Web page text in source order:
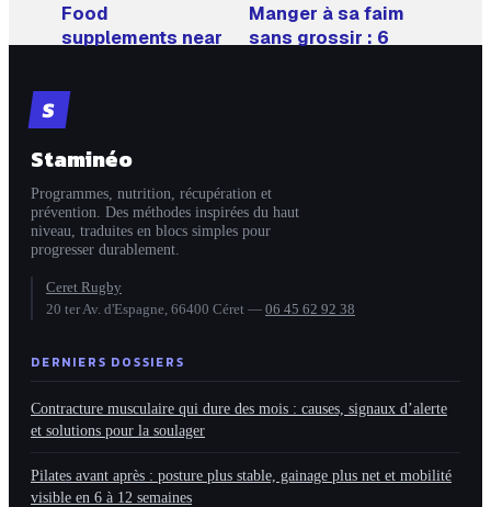
Food
supplements near
choisir les
meilleurs
compléments
près de chez vous
Manger à sa faim
sans grossir : 6
S
Staminéo
Programmes, nutrition, récupération et
prévention. Des méthodes inspirées du haut
niveau, traduites en blocs simples pour
progresser durablement.
Ceret Rugby
20 ter Av. d'Espagne, 66400 Céret — 06 45 62 92 38
DERNIERS DOSSIERS
Contracture musculaire qui dure des mois : causes, signaux d’alerte
et solutions pour la soulager
Pilates avant après : posture plus stable, gainage plus net et mobilité
visible en 6 à 12 semaines